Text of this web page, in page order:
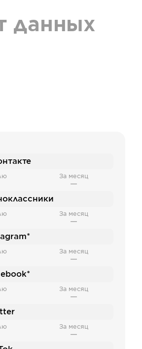
данных
За месяц
—
За месяц
—
За месяц
—
За месяц
—
За месяц
—